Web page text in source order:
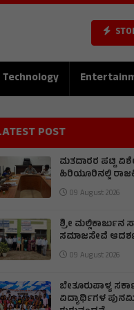
Technology
POST
ಮತದಾರರ ಪಟ್ಟಿ
ಹಿರಿಯೂರಿನಲ್ಲಿ
09 August 2026
ಶ್ರೀ ಮಲ್ಲಿಕಾರ್ಜುನ
ಸಮಾಜಸೇವೆ
09 August 2026
ಬೇತೂರುಪಾಳ್ಯ
ವಿದ್ಯಾರ್ಥಿಗಳ